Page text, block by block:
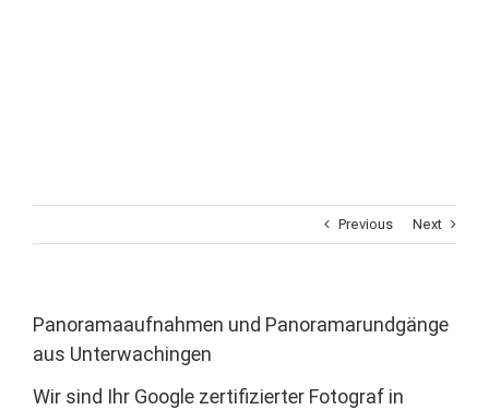
Previous Next
Panoramaaufnahmen und Panoramarundgänge
aus Unterwachingen
Wir sind Ihr Google zertifizierter Fotograf in